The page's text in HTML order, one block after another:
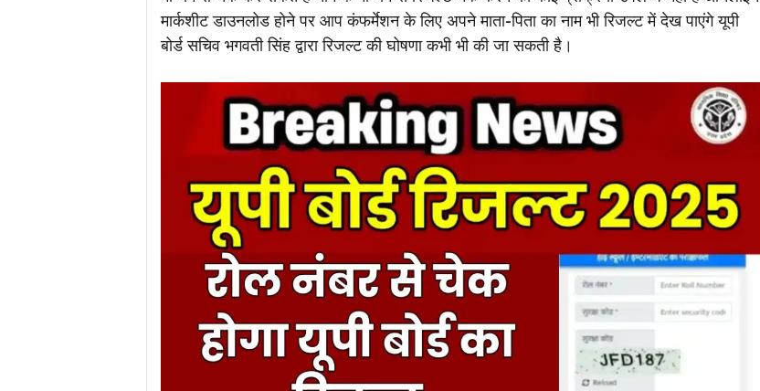
मार्कशीट डाउनलोड होने पर आप कंफर्मेशन के लिए अपने माता-पिता का नाम भी रिजल्ट में देख पाएंगे यूपी
बोर्ड सचिव भगवती सिंह द्वारा रिजल्ट की घोषणा कभी भी की जा सकती है।